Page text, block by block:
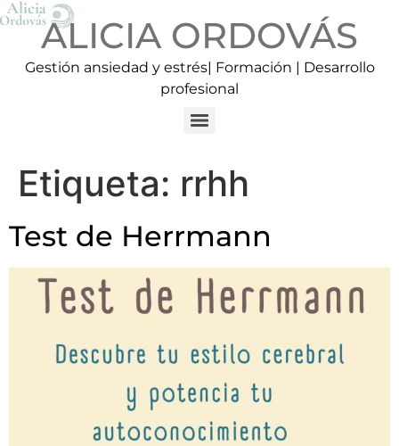
ALICIA ORDOVÁS
Gestión ansiedad y estrés| Formación | Desarrollo
profesional
Etiqueta: rrhh
Test de Herrmann